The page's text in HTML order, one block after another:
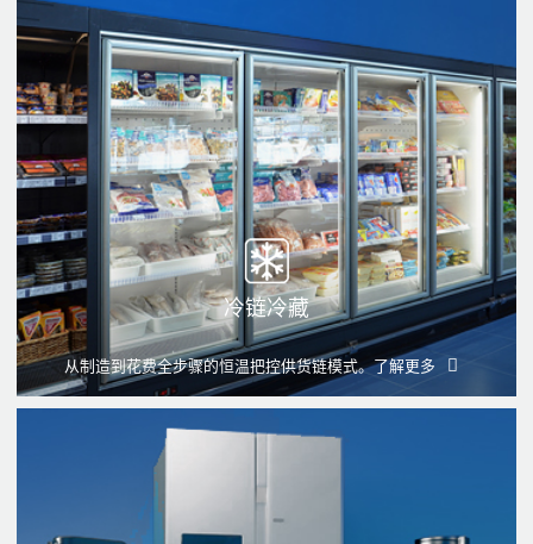
冷链冷藏
从制造到花费全步骤的恒温把控供货链模式。了解更多